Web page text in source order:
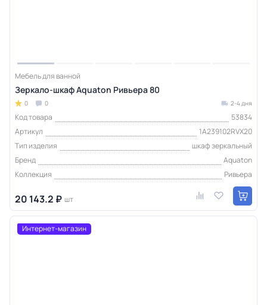
Мебель для ванной
Зеркало-шкаф Aquaton Ривьера 80
0 0 2-4 дня
Код товара
53834
Артикул
1A239102RVX20
Тип изделия
шкаф зеркальный
Бренд
Aquaton
Коллекция
Ривьера
20 143.2 ₽ шт
Интернет-магазин